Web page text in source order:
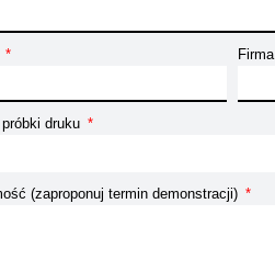
Firma
druku
(zaproponuj termin demonstracji)